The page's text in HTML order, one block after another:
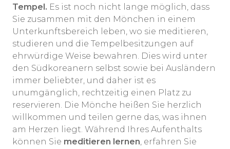
Tempel. Es ist noch nicht lange möglich, dass
Sie zusammen mit den Mönchen in einem
Unterkunftsbereich leben, wo sie meditieren,
studieren und die Tempelbesitzungen auf
ehrwürdige Weise bewahren. Dies wird unter
den Südkoreanern selbst sowie bei Ausländern
immer beliebter, und daher ist es
unumgänglich, rechtzeitig einen Platz zu
reservieren. Die Mönche heißen Sie herzlich
willkommen und teilen gerne das, was ihnen
am Herzen liegt. Während Ihres Aufenthalts
können Sie meditieren lernen, erfahren Sie